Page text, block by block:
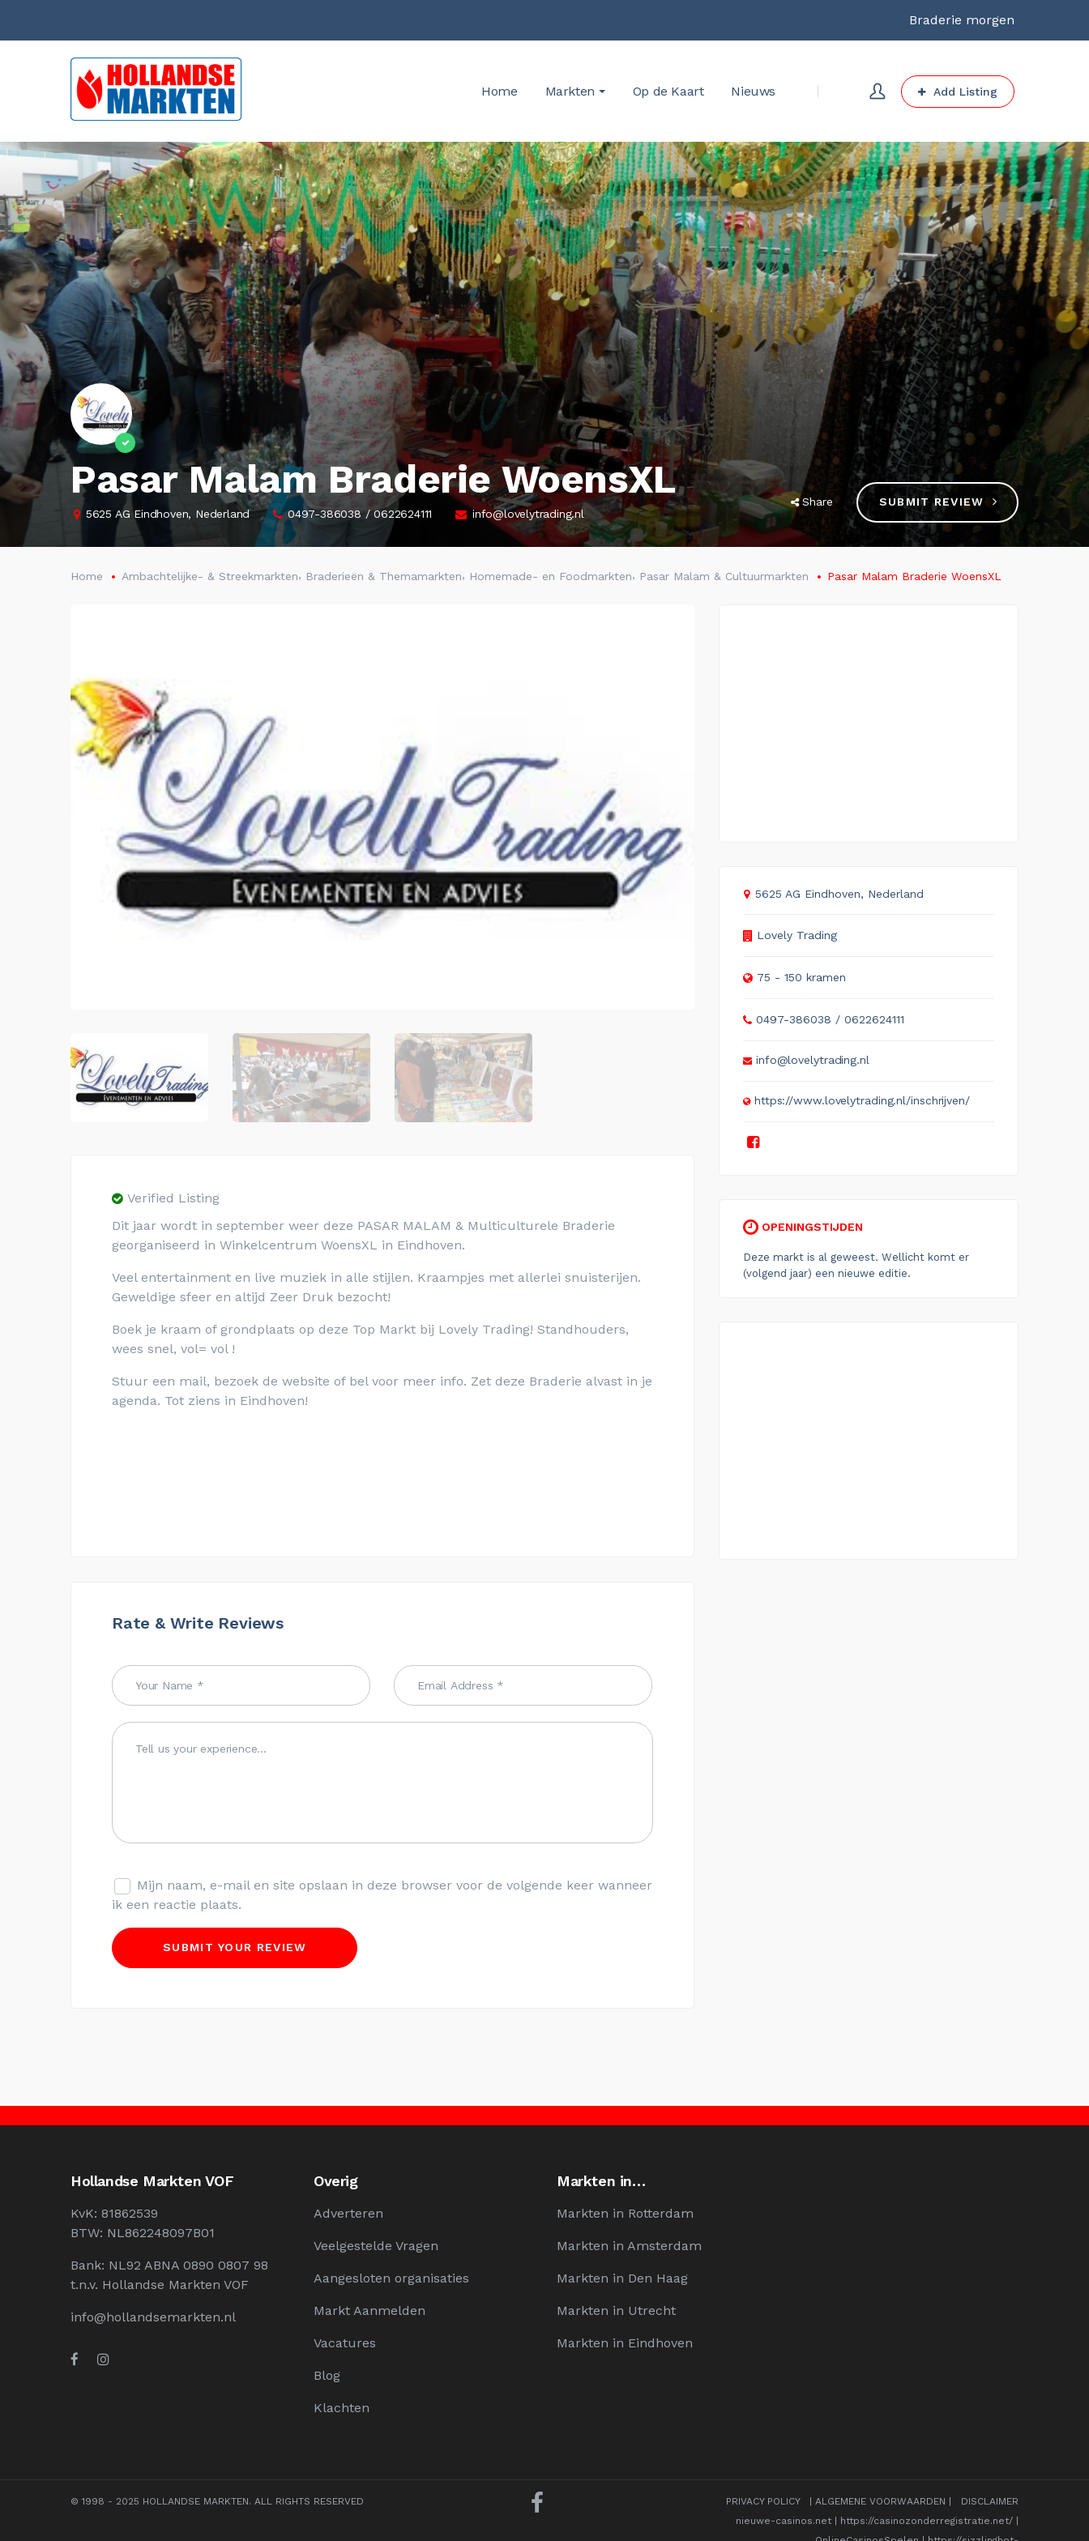
Braderie morgen
Home Markten Op de Kaart Nieuws Add Listing
Pasar Malam Braderie WoensXL
5625 AG Eindhoven, Nederland 0497-386038 / 0622624111 info@lovelytrading.nl
Share SUBMIT REVIEW
Home Ambachtelijke- & Streekmarkten, Braderieën & Themamarkten, Homemade- en Foodmarkten, Pasar Malam & Cultuurmarkten Pasar Malam Braderie WoensXL
Verified Listing
Dit jaar wordt in september weer deze PASAR MALAM & Multiculturele Braderie
georganiseerd in Winkelcentrum WoensXL in Eindhoven.
Veel entertainment en live muziek in alle stijlen. Kraampjes met allerlei snuisterijen.
Geweldige sfeer en altijd Zeer Druk bezocht!
Boek je kraam of grondplaats op deze Top Markt bij Lovely Trading! Standhouders,
wees snel, vol= vol !
Stuur een mail, bezoek de website of bel voor meer info. Zet deze Braderie alvast in je
agenda. Tot ziens in Eindhoven!
Rate & Write Reviews
Mijn naam, e-mail en site opslaan in deze browser voor de volgende keer wanneer
ik een reactie plaats.
5625 AG Eindhoven, Nederland
Lovely Trading
75 - 150 kramen
0497-386038 / 0622624111
info@lovelytrading.nl
https://www.lovelytrading.nl/inschrijven/
OPENINGSTIJDEN
Deze markt is al geweest. Wellicht komt er
(volgend jaar) een nieuwe editie.
Hollandse Markten VOF
KvK: 81862539
BTW: NL862248097B01
Bank: NL92 ABNA 0890 0807 98
t.n.v. Hollandse Markten VOF
info@hollandsemarkten.nl
Overig
Adverteren
Veelgestelde Vragen
Aangesloten organisaties
Markt Aanmelden
Vacatures
Blog
Klachten
Markten in…
Markten in Rotterdam
Markten in Amsterdam
Markten in Den Haag
Markten in Utrecht
Markten in Eindhoven
© 1998 - 2025 HOLLANDSE MARKTEN. ALL RIGHTS RESERVED PRIVACY POLICY ALGEMENE VOORWAARDEN
DISCLAIMER
nieuwe-casinos.net
https://casinozonderregistratie.net/